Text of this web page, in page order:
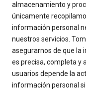
almacenamiento y
únicamente
información personal
nuestros servicios.
asegurarnos de que la
es precisa, completa y
usuarios depende la
información personal